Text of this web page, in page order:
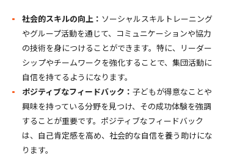
社会的スキルの向上： ソーシャルスキルトレーニング
やグループ活動を通じて、コミュニケーションや協力
の技術を身につけることができます。特に、リーダー
シップやチームワークを強化することで、集団活動に
自信を持てるようになります。
ポジティブなフィードバック： 子どもが得意なことや
興味を持っている分野を見つけ、その成功体験を強調
することが重要です。ポジティブなフィードバック
は、自己肯定感を高め、社会的な自信を養う助けにな
ります。